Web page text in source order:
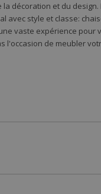
décoration et du design.
avec style et classe:
vaste expérience pour
l'occasion de meubler